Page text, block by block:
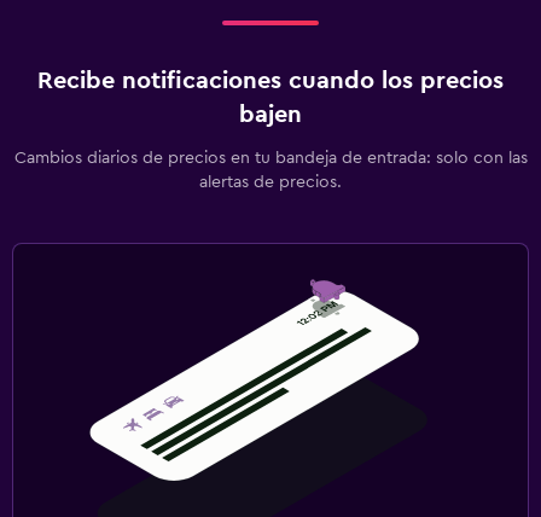
Recibe notificaciones cuando los precios
bajen
Cambios diarios de precios en tu bandeja de entrada: solo con las
alertas de precios.